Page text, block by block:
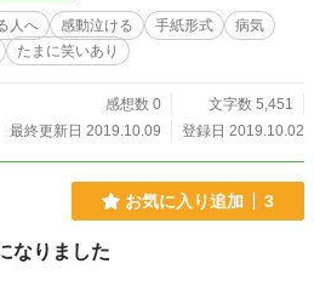
人へ 感動泣ける 手紙形式
病気
たまに笑いあり
感想数 0
文字数 5,451
最終更新日 2019.10.09
登録日 2019.10.02
お気に入り追加 3
なりました